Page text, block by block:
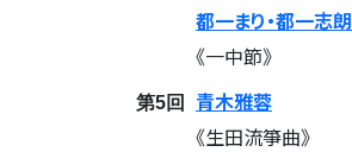
都一まり・都一志朗
《一中節》
第5回
青木雅蓉
《生田流箏曲》